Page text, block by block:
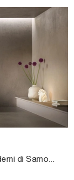
Clicca e scopri di più sui salotti moderni di Samoa! Diversi modelli di divani, come City, ti aspettano.